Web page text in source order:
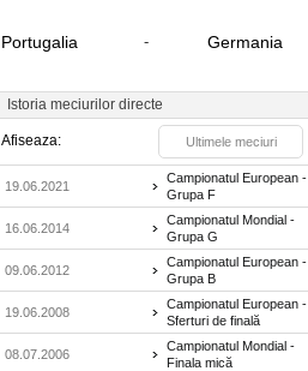
Portugalia - Germania
Istoria meciurilor directe
Afiseaza: Ultimele meciuri
19.06.2021
Campionatul European -
Grupa F
16.06.2014
Campionatul Mondial -
Grupa G
09.06.2012
Campionatul European -
Grupa B
19.06.2008
Campionatul European -
Sferturi de finală
08.07.2006
Campionatul Mondial -
Finala mică